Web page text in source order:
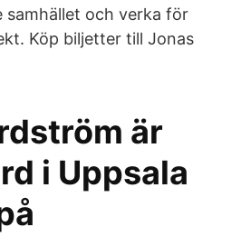
samhället och verka för
Köp biljetter till Jonas
är
i Uppsala